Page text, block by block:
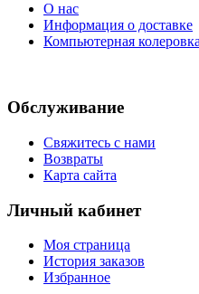
О нас
Информация о доставке
Компьютерная
Обслуживание
Свяжитесь с нами
Возвраты
Карта сайта
Личный кабинет
Моя страница
История заказов
Избранное